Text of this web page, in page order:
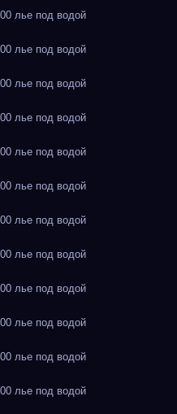
лье под водой
лье под водой
лье под водой
лье под водой
лье под водой
лье под водой
лье под водой
лье под водой
лье под водой
лье под водой
лье под водой
лье под водой